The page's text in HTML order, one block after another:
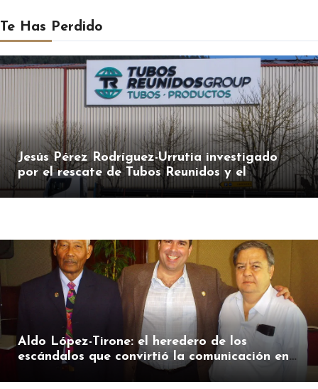
Te Has Perdido
Jesús Pérez Rodríguez-Urrutia investigado
por el rescate de Tubos Reunidos y el
préstamo de la SEPI
Aldo López-Tirone: el heredero de los
escándalos que convirtió la comunicación en
herramienta de presión